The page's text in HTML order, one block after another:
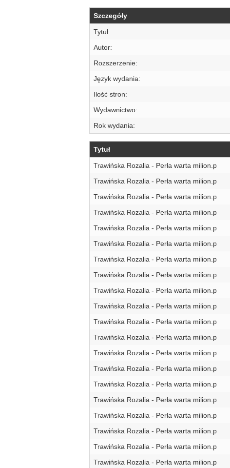
Szczegóły
Tytuł
Autor:
Rozszerzenie:
Język wydania:
Ilość stron:
Wydawnictwo:
Rok wydania:
Tytuł
Trawińska Rozalia - Perła warta milion.p
Trawińska Rozalia - Perła warta milion.p
Trawińska Rozalia - Perła warta milion.p
Trawińska Rozalia - Perła warta milion.p
Trawińska Rozalia - Perła warta milion.p
Trawińska Rozalia - Perła warta milion.p
Trawińska Rozalia - Perła warta milion.p
Trawińska Rozalia - Perła warta milion.p
Trawińska Rozalia - Perła warta milion.p
Trawińska Rozalia - Perła warta milion.p
Trawińska Rozalia - Perła warta milion.p
Trawińska Rozalia - Perła warta milion.p
Trawińska Rozalia - Perła warta milion.p
Trawińska Rozalia - Perła warta milion.p
Trawińska Rozalia - Perła warta milion.p
Trawińska Rozalia - Perła warta milion.p
Trawińska Rozalia - Perła warta milion.p
Trawińska Rozalia - Perła warta milion.p
Trawińska Rozalia - Perła warta milion.p
Trawińska Rozalia - Perła warta milion.p